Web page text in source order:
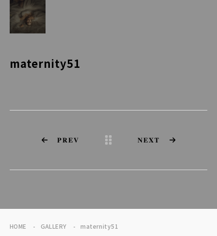
maternity51
PREV NEXT
HOME GALLERY maternity51